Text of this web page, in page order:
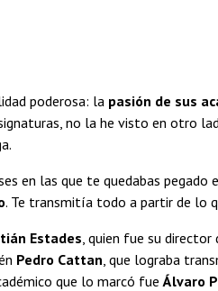
poderosa: la pasión de sus
no la he visto en otro
en las que te quedabas pegado
. Te transmitía todo a partir de lo
Estades , quien fue su
Pedro Cattan , que lograba
que lo marcó fue Álvaro